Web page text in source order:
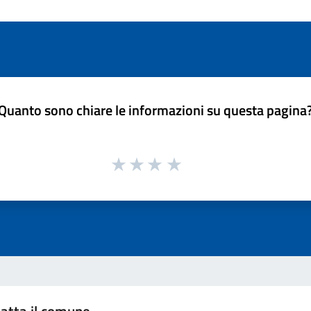
sono chiare le informazioni su questa